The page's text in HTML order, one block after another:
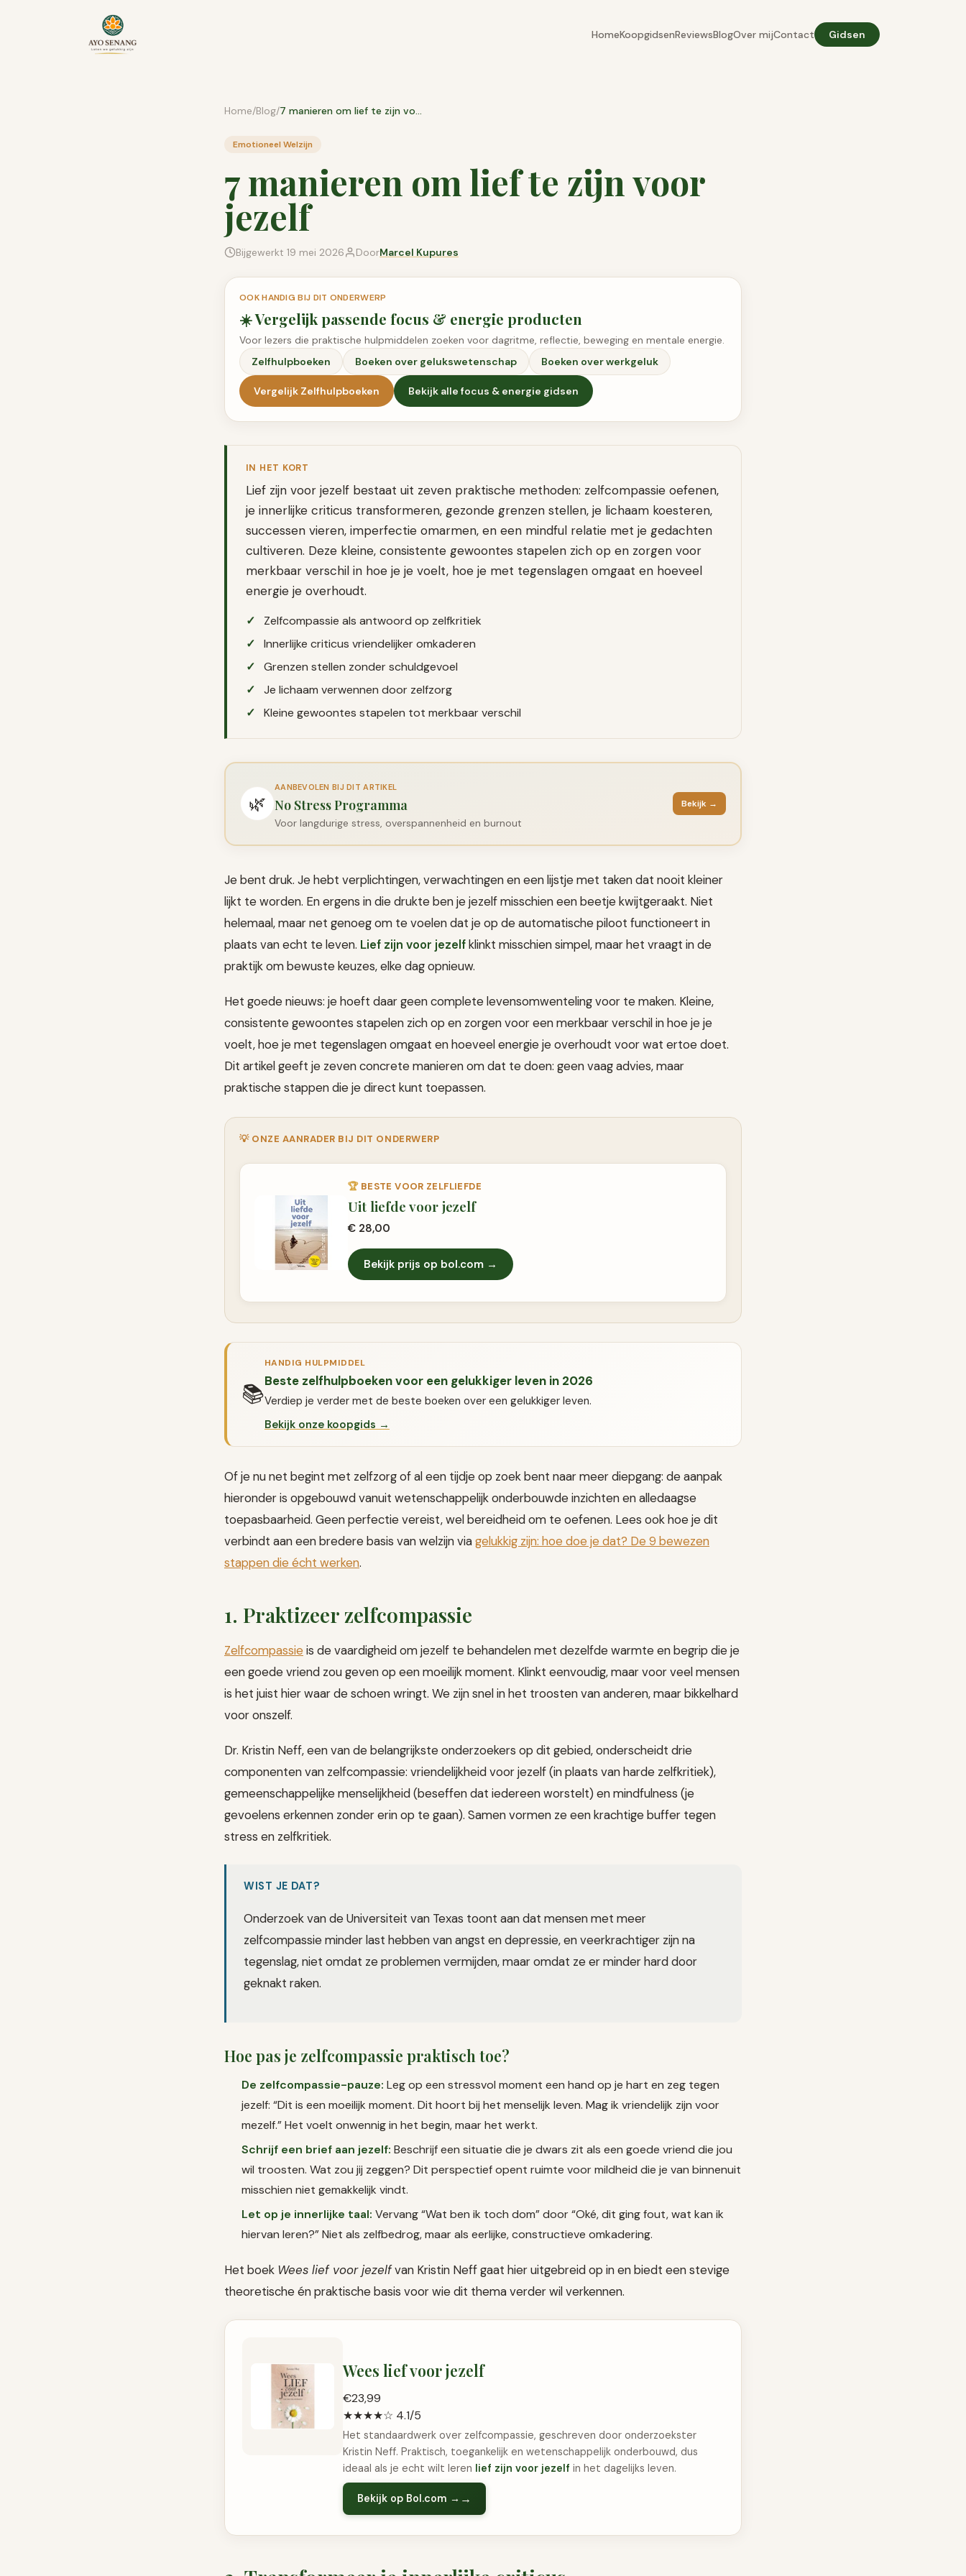
HomeKoopgidsenReviewsBlogOver mijContact Gidsen
Home/Blog/ 7 manieren om lief te zijn voor jezelf
Emotioneel Welzijn
7 manieren om lief te zijn voor
jezelf
Bijgewerkt 19 mei 2026 DoorMarcel Kupures
OOK HANDIG BIJ DIT ONDERWERP
☀️Vergelijk passende focus & energie producten
Voor lezers die praktische hulpmiddelen zoeken voor dagritme, reflectie, beweging en mentale energie.
Zelfhulpboeken
Boeken over gelukswetenschap Boeken over werkgeluk
Vergelijk Zelfhulpboeken Bekijk alle focus & energie gidsen
IN HET KORT
Lief zijn voor jezelf bestaat uit zeven praktische methoden: zelfcompassie oefenen,
je innerlijke criticus transformeren, gezonde grenzen stellen, je lichaam koesteren,
successen vieren, imperfectie omarmen, en een mindful relatie met je gedachten
cultiveren. Deze kleine, consistente gewoontes stapelen zich op en zorgen voor
merkbaar verschil in hoe je je voelt, hoe je met tegenslagen omgaat en hoeveel
energie je overhoudt.
Zelfcompassie als antwoord op zelfkritiek
Innerlijke criticus vriendelijker omkaderen
Grenzen stellen zonder schuldgevoel
Je lichaam verwennen door zelfzorg
Kleine gewoontes stapelen tot merkbaar verschil
🌿
AANBEVOLEN BIJ DIT ARTIKEL
No Stress Programma
Voor langdurige stress, overspannenheid en burnout
Bekijk →
Je bent druk. Je hebt verplichtingen, verwachtingen en een lijstje met taken dat nooit kleiner
lijkt te worden. En ergens in die drukte ben je jezelf misschien een beetje kwijtgeraakt. Niet
helemaal, maar net genoeg om te voelen dat je op de automatische piloot functioneert in
plaats van echt te leven. Lief zijn voor jezelfklinkt misschien simpel, maar het vraagt in de
praktijk om bewuste keuzes, elke dag opnieuw.
Het goede nieuws: je hoeft daar geen complete levensomwenteling voor te maken. Kleine,
consistente gewoontes stapelen zich op en zorgen voor een merkbaar verschil in hoe je je
voelt, hoe je met tegenslagen omgaat en hoeveel energie je overhoudt voor wat ertoe doet.
Dit artikel geeft je zeven concrete manieren om dat te doen: geen vaag advies, maar
praktische stappen die je direct kunt toepassen.
💡 ONZE AANRADER BIJ DIT ONDERWERP
🏆BESTE VOOR ZELFLIEFDE
Uit liefde voor jezelf
€ 28,00
Bekijk prijs op bol.com →
📚
HANDIG HULPMIDDEL
Beste zelfhulpboeken voor een gelukkiger leven in 2026
Verdiep je verder met de beste boeken over een gelukkiger leven.
Bekijk onze koopgids →
Of je nu net begint met zelfzorg of al een tijdje op zoek bent naar meer diepgang: de aanpak
hieronder is opgebouwd vanuit wetenschappelijk onderbouwde inzichten en alledaagse
toepasbaarheid. Geen perfectie vereist, wel bereidheid om te oefenen. Lees ook hoe je dit
verbindt aan een bredere basis van welzijn viagelukkig zijn: hoe doe je dat? De 9 bewezen
stappen die écht werken.
1. Praktizeer zelfcompassie
Zelfcompassie is de vaardigheid om jezelf te behandelen met dezelfde warmte en begrip die je
een goede vriend zou geven op een moeilijk moment. Klinkt eenvoudig, maar voor veel mensen
is het juist hier waar de schoen wringt. We zijn snel in het troosten van anderen, maar bikkelhard
voor onszelf.
Dr. Kristin Neff, een van de belangrijkste onderzoekers op dit gebied, onderscheidt drie
componenten van zelfcompassie: vriendelijkheid voor jezelf (in plaats van harde zelfkritiek),
gemeenschappelijke menselijkheid (beseffen dat iedereen worstelt) en mindfulness (je
gevoelens erkennen zonder erin op te gaan). Samen vormen ze een krachtige buffer tegen
stress en zelfkritiek.
WIST JE DAT?
Onderzoek van de Universiteit van Texas toont aan dat mensen met meer
zelfcompassie minder last hebben van angst en depressie, en veerkrachtiger zijn na
tegenslag, niet omdat ze problemen vermijden, maar omdat ze er minder hard door
geknakt raken.
Hoe pas je zelfcompassie praktisch toe?
De zelfcompassie-pauze: Leg op een stressvol moment een hand op je hart en zeg tegen
jezelf: “Dit is een moeilijk moment. Dit hoort bij het menselijk leven. Mag ik vriendelijk zijn voor
mezelf.” Het voelt onwennig in het begin, maar het werkt.
Schrijf een brief aan jezelf: Beschrijf een situatie die je dwars zit als een goede vriend die jou
wil troosten. Wat zou jij zeggen? Dit perspectief opent ruimte voor mildheid die je van binnenuit
misschien niet gemakkelijk vindt.
Let op je innerlijke taal: Vervang “Wat ben ik toch dom” door “Oké, dit ging fout, wat kan ik
hiervan leren?” Niet als zelfbedrog, maar als eerlijke, constructieve omkadering.
Het boek Wees lief voor jezelfvan Kristin Neff gaat hier uitgebreid op in en biedt een stevige
theoretische én praktische basis voor wie dit thema verder wil verkennen.
Wees lief voor jezelf
€23,99
★★★★☆ 4.1/5
Het standaardwerk over zelfcompassie, geschreven door onderzoekster
Kristin Neff. Praktisch, toegankelijk en wetenschappelijk onderbouwd, dus
ideaal als je echt wilt leren lief zijn voor jezelf in het dagelijks leven.
Bekijk op Bol.com →